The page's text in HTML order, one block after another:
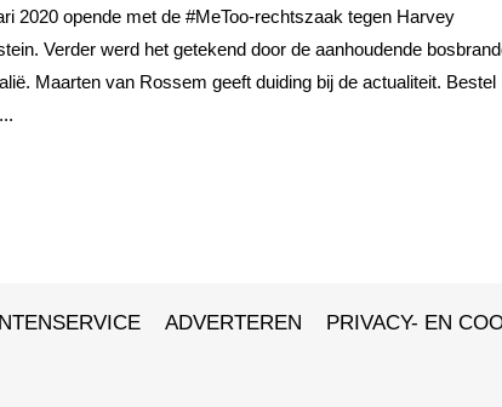
2020 opende met de #MeToo-rechtszaak tegen Harvey
Verder werd het getekend door de aanhoudende
Maarten van Rossem geeft duiding bij de actualiteit. Bestel
ADVERTEREN PRIVACY- EN